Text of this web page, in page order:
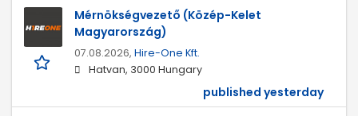
Mérnökségvezető (Közép-Kelet
Magyarország)
07.08.2026, Hire-One Kft.
Hatvan, 3000 Hungary
published yesterday